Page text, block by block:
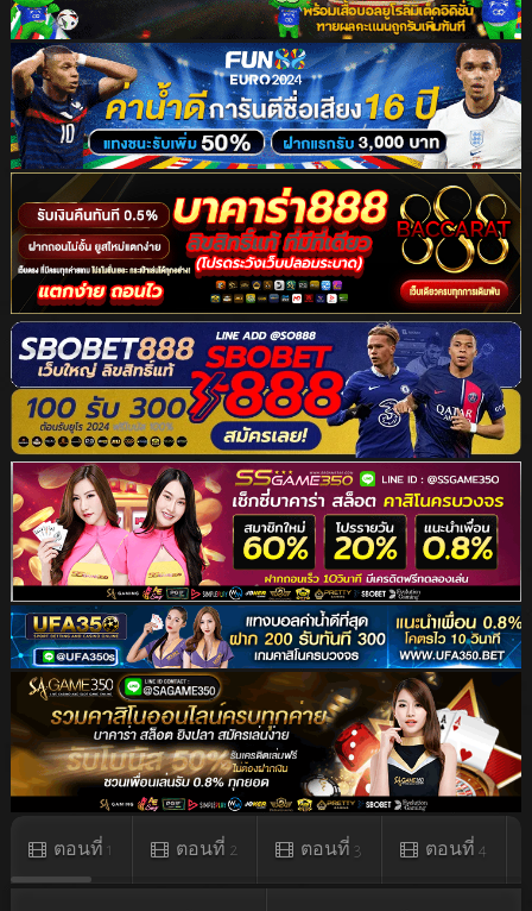
ตอนที่ 1 ตอนที่ 2 ตอนที่ 3 ตอนที่ 4